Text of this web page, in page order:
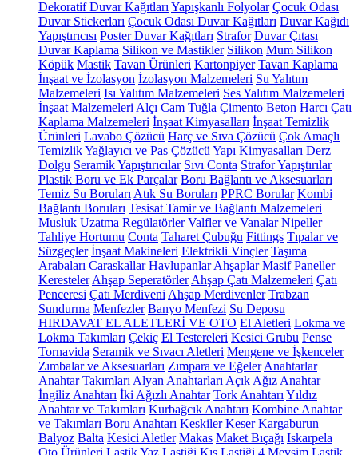
Dekoratif Duvar Kağıtları Yapışkanlı Folyolar Çocuk Odası
Duvar Stickerları Çocuk Odası Duvar Kağıtları Duvar Kağıdı
Yapıştırıcısı Poster Duvar Kağıtları Strafor Duvar Çıtası
Duvar Kaplama Silikon ve Mastikler Silikon Mum Silikon
Köpük Mastik Tavan Ürünleri Kartonpiyer Tavan Kaplama
İnşaat ve İzolasyon İzolasyon Malzemeleri Su Yalıtım
Malzemeleri Isı Yalıtım Malzemeleri Ses Yalıtım Malzemeleri
İnşaat Malzemeleri Alçı Cam Tuğla Çimento Beton Harcı Çatı
Kaplama Malzemeleri İnşaat Kimyasalları İnşaat Temizlik
Ürünleri Lavabo Çözücü Harç ve Sıva Çözücü Çok Amaçlı
TemizlikYağlayıcı ve Pas Çözücü Yapı Kimyasalları Derz
Dolgu Seramik Yapıştırıcılar Sıvı Conta Strafor Yapıştırılar
Plastik Boru ve Ek Parçalar Boru Bağlantı ve Aksesuarları
Temiz Su Boruları Atık Su Boruları PPRC Borular Kombi
Bağlantı Boruları Tesisat Tamir ve Bağlantı Malzemeleri
Musluk Uzatma Regülatörler Valfler ve Vanalar Nipeller
Tahliye Hortumu Conta Taharet Çubuğu Fittings Tıpalar ve
Süzgeçler İnşaat Makineleri Elektrikli Vinçler Taşıma
Arabaları Caraskallar Havlupanlar Ahşaplar Masif Paneller
Keresteler Ahşap Seperatörler Ahşap Çatı Malzemeleri Çatı
Penceresi Çatı Merdiveni Ahşap Merdivenler Trabzan
Sundurma Menfezler Banyo Menfezi Su Deposu
HIRDAVAT EL ALETLERİ VE OTO El Aletleri Lokma ve
Lokma Takımları Çekiç El Testereleri Kesici Grubu Pense
Tornavida Seramik ve Sıvacı Aletleri Mengene ve İşkenceler
Zımbalar ve Aksesuarları Zımpara ve Eğeler Anahtarlar
Anahtar Takımları Alyan Anahtarları Açık Ağız Anahtar
İngiliz Anahtarı İki Ağızlı Anahtar Tork Anahtarı Yıldız
Anahtar ve Takımları Kurbağcık Anahtarı Kombine Anahtar
ve Takımları Boru Anahtarı Keskiler Keser Kargaburun
Balyoz Balta Kesici Aletler Makas Maket Bıçağı Iskarpela
Oto Ürünleri LastikYaz Lastiği Kış Lastiği 4 Mevsim Lastik